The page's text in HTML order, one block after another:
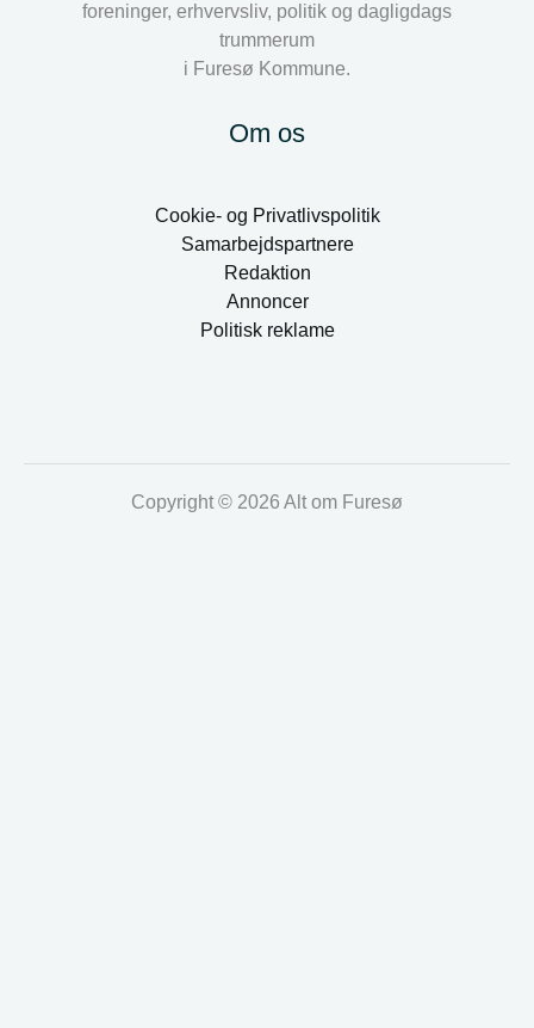
foreninger, erhvervsliv, politik og dagligdags
trummerum
i Furesø Kommune.
Om os
Cookie- og Privatlivspolitik
Samarbejdspartnere
Redaktion
Annoncer
Politisk reklame
Copyright © 2026 Alt om Furesø